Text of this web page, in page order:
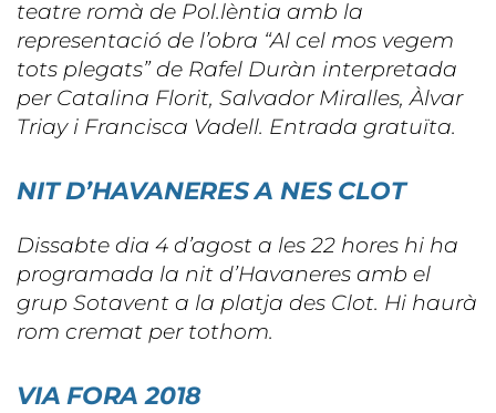
teatre romà de Pol.lèntia amb la
representació de l’obra “Al cel mos vegem
tots plegats” de Rafel Duràn interpretada
per Catalina Florit, Salvador Miralles, Àlvar
Triay i Francisca Vadell. Entrada gratuïta.
NIT D’HAVANERES A NES CLOT
Dissabte dia 4 d’agost a les 22 hores hi ha
programada la nit d’Havaneres amb el
grup Sotavent a la platja des Clot. Hi haurà
rom cremat per tothom.
VIA FORA 2018